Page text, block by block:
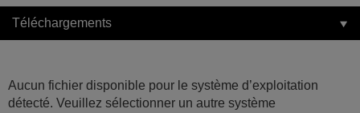
Téléchargements
Aucun fichier disponible pour le système d’exploitation
détecté. Veuillez sélectionner un autre système